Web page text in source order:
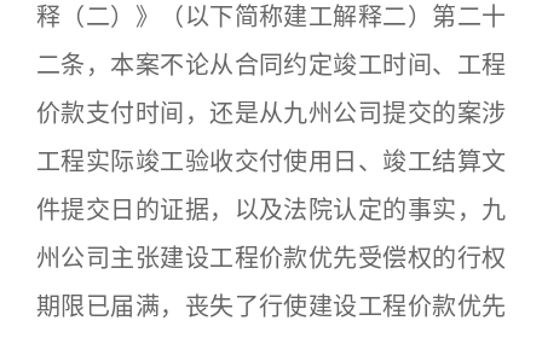
释（二）》（以下简称建工解释二）第二十
二条，本案不论从合同约定竣工时间、工程
价款支付时间，还是从九州公司提交的案涉
工程实际竣工验收交付使用日、竣工结算文
件提交日的证据，以及法院认定的事实，九
州公司主张建设工程价款优先受偿权的行权
期限已届满，丧失了行使建设工程价款优先